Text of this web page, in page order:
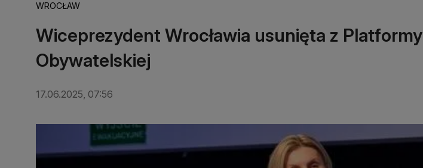
WROCŁAW
Wiceprezydent Wrocławia usunięta z Platformy
Obywatelskiej
17.06.2025, 07:56